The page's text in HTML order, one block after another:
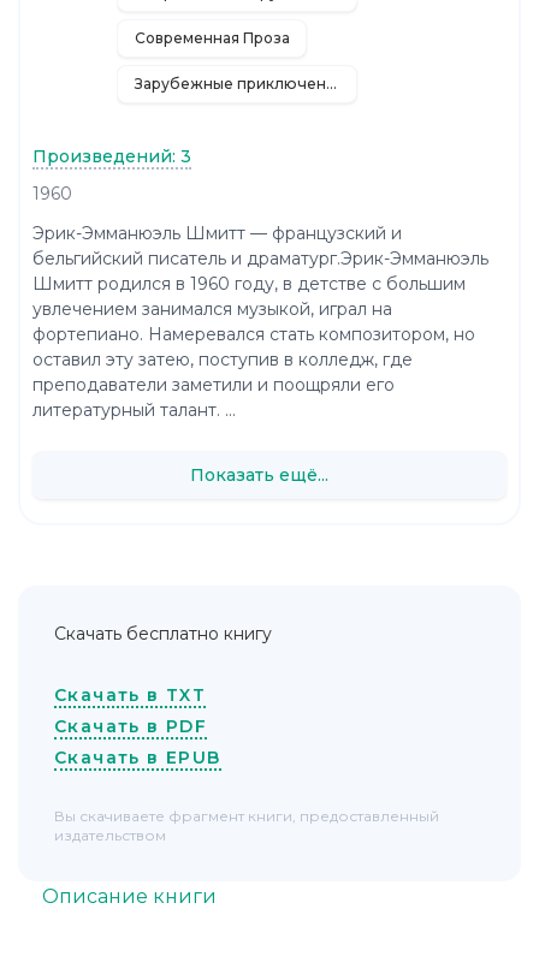
Описание книги
Современная Проза
Зарубежные приключения
Произведений: 3
1960
Эрик-Эмманюэль Шмитт — французский и
бельгийский писатель и драматург.Эрик-Эмманюэль
Шмитт родился в 1960 году, в детстве с большим
увлечением занимался музыкой, играл на
фортепиано. Намеревался стать композитором, но
оставил эту затею, поступив в колледж, где
преподаватели заметили и поощряли его
литературный талант. ...
Показать ещё...
Скачать бесплатно книгу
Скачать в TXT
Скачать в PDF
Скачать в EPUB
Вы скачиваете фрагмент книги, предоставленный
издательством